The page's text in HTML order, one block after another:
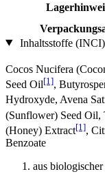
Inhaltsstoffe (INCI)
Cocos Nucifera
Seed Oil[1],
Hydroxyde, Avena
(Sunflower) Seed
(Honey) Extract[1],
Benzoate
aus